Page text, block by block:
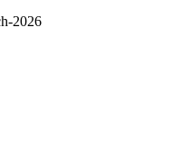
2026